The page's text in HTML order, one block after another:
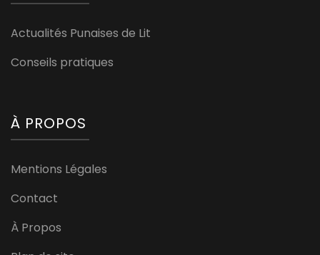
Actualités Punaises de Lit
Conseils pratiques
À PROPOS
Mentions Légales
Contact
À Propos